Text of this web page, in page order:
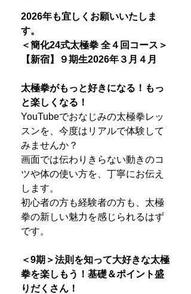
2026年も宜しくお願いいたしま
す。
＜簡化24式太極拳 全４回コース＞
【新宿】９期生2026年３月４月
太極拳がもっと好きになる！もっ
と楽しくなる！
YouTubeでおなじみの太極拳レッ
スンを、今度はリアルで体験して
みませんか？
画面では伝わりきらない動きのコ
ツや体の使い方を、丁寧にお伝え
します。
初心者の方も経験者の方も、太極
拳の新しい魅力を感じられるはず
です。
＜9期＞法則を知って大好きな太極
拳を楽しもう！基礎＆ポイント盛
りだくさん！